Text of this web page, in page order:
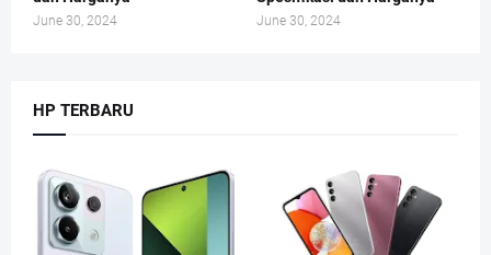
June 30, 2024 June 30, 2024
HP TERBARU